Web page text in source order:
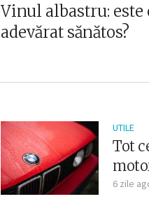
Vinul albastru: este
adevărat sănătos?
UTILE
Tot
6 zile